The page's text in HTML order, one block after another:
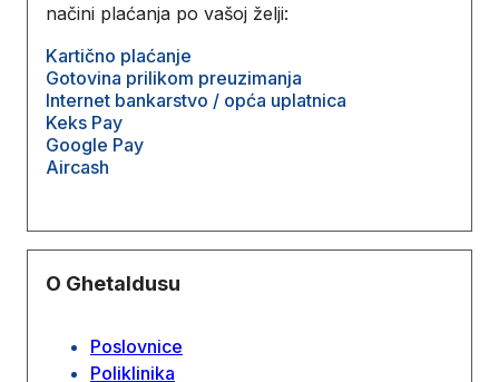
načini plaćanja po vašoj želji:
Kartično plaćanje
Gotovina prilikom preuzimanja
Internet bankarstvo / opća uplatnica
Keks Pay
Google Pay
Aircash
O Ghetaldusu
Poslovnice
Poliklinika